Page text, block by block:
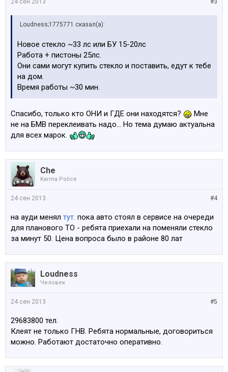
#3
24 сен 2013
Loudness;1775771 сказал(а):
Новое стекло ~33 лс или БУ 15-20лс
Работа + пистоны 25лс.
Они сами могут купить стекло и поставить, едут к тебе
на дом.
Время работы ~30 мин.
Спасибо, только кто ОНИ и ГДЕ они находятся?
Мне
не на БМВ переклеивать надо... Но тема думаю актуальна
для всех марок.
Che
Karma Police
#4
24 сен 2013
на ауди менял тут. пока авто стоял в сервисе на очереди
для планового ТО - ребята приехали на поменяли стекло
за минут 50. Цена вопроса было в районе 80 лат
Loudness
Человек
#5
24 сен 2013
29683800 тел.
Клеят не только ГНВ. Ребята нормальные, договориться
можно. Работают достаточно оперативно.